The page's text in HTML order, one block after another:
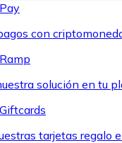
con
solución en tu
tarjetas regalo